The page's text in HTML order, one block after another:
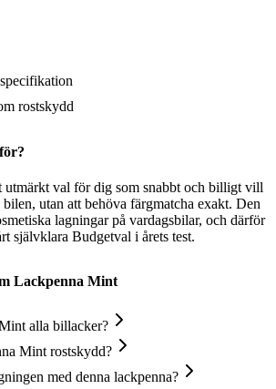
rostskydd
utmärkt val för dig som snabbt och billigt vill
utan att behöva färgmatcha exakt. Den
lagningar på vardagsbilar, och därför
självklara Budgetval i årets test.
Lackpenna Mint
alla billacker?
Mint rostskydd?
med denna lackpenna?